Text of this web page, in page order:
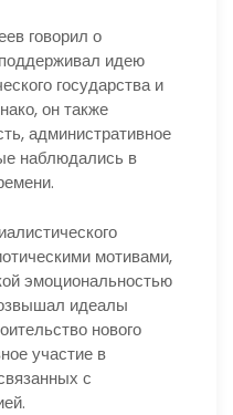
говорил о
идею
государства и
он также
административное
наблюдались в
мотивами,
эмоциональностью
идеалы
нового
участие в
с